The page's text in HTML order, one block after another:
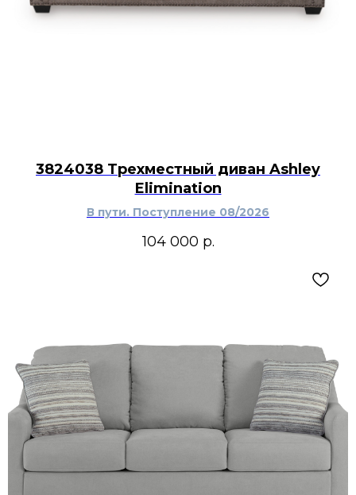
3824038 Трехместный диван Ashley
Elimination
В пути. Поступление 08/2026
104 000 р.